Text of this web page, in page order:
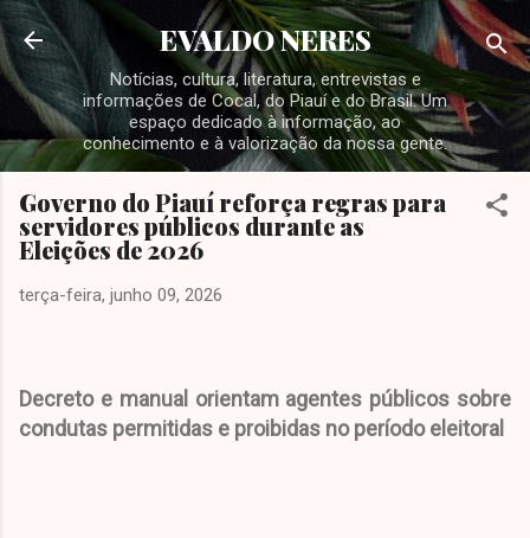
Pular para o conteúdo principal
EVALDO NERES
Notícias, cultura, literatura, entrevistas e
informações de Cocal, do Piauí e do Brasil. Um
espaço dedicado à informação, ao
conhecimento e à valorização da nossa gente.
Governo do Piauí reforça regras para
servidores públicos durante as
Eleições de 2026
terça-feira, junho 09, 2026
Decreto e manual orientam agentes públicos sobre
condutas permitidas e proibidas no período eleitoral